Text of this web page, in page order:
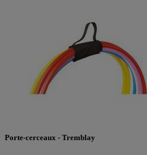
Porte-cerceaux - Tremblay